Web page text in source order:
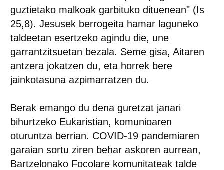
guztietako malkoak garbituko dituenean" (Is
25,8). Jesusek berrogeita hamar laguneko
taldeetan esertzeko agindu die, une
garrantzitsuetan bezala. Seme gisa, Aitaren
antzera jokatzen du, eta horrek bere
jainkotasuna azpimarratzen du.
Berak emango du dena guretzat janari
bihurtzeko Eukaristian, komunioaren
oturuntza berrian. COVID-19 pandemiaren
garaian sortu ziren behar askoren aurrean,
Bartzelonako Focolare komunitateak talde